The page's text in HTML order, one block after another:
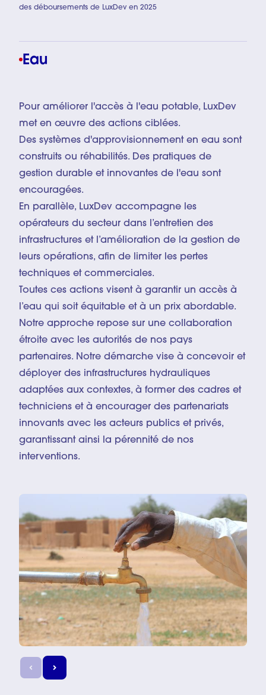
des déboursements de LuxDev en 2025
Eau
Pour améliorer l'accès à l'eau potable, LuxDev
met en œuvre des actions ciblées.
Des systèmes d'approvisionnement en eau sont
construits ou réhabilités. Des pratiques de
gestion durable et innovantes de l'eau sont
encouragées.
En parallèle, LuxDev accompagne les
opérateurs du secteur dans l’entretien des
infrastructures et l’amélioration de la gestion de
leurs opérations, afin de limiter les pertes
techniques et commerciales.
Toutes ces actions visent à garantir un accès à
l’eau qui soit équitable et à un prix abordable.
Notre approche repose sur une collaboration
étroite avec les autorités de nos pays
partenaires. Notre démarche vise à concevoir et
déployer des infrastructures hydrauliques
adaptées aux contextes, à former des cadres et
techniciens et à encourager des partenariats
innovants avec les acteurs publics et privés,
garantissant ainsi la pérennité de nos
interventions.